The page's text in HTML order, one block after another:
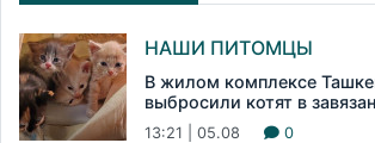
НАШИ ПИТОМЦЫ
В жилом комплексе
выбросили котят в
13:21 | 05.08 0